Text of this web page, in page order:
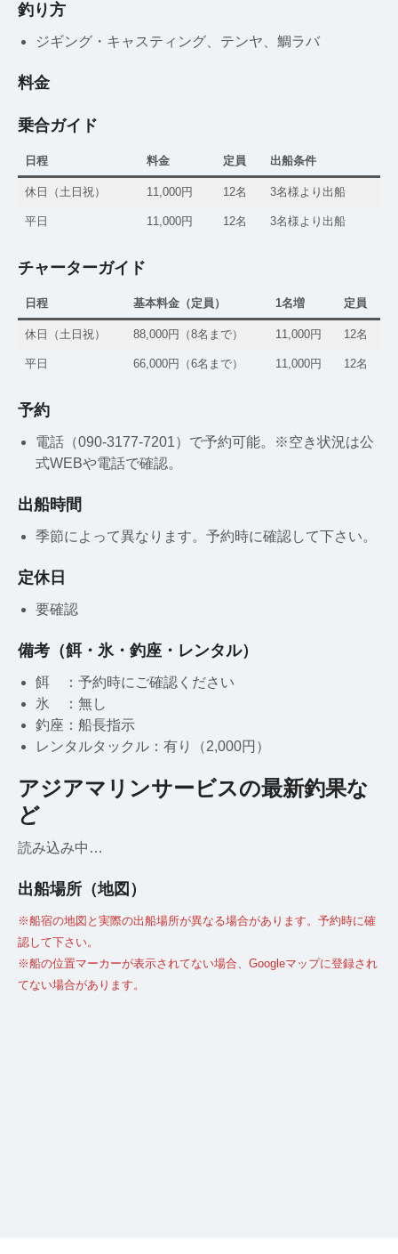
釣り方
ジギング・キャスティング、テンヤ、鯛ラバ
料金
乗合ガイド
日程 料金 定員 出船条件
休日（土日祝） 11,000円 12名 3名様より出船
平日 11,000円 12名 3名様より出船
チャーターガイド
日程 基本料金（定員） 1名増 定員
休日（土日祝） 88,000円（8名まで） 11,000円 12名
平日 66,000円（6名まで） 11,000円 12名
予約
電話（090-3177-7201）で予約可能。※空き状況は公
式WEBや電話で確認。
出船時間
季節によって異なります。予約時に確認して下さい。
定休日
要確認
備考（餌・氷・釣座・レンタル）
餌 ：予約時にご確認ください
氷 ：無し
釣座：船長指示
レンタルタックル：有り（2,000円）
アジアマリンサービスの最新釣果な
ど
読み込み中…
出船場所（地図）
※船宿の地図と実際の出船場所が異なる場合があります。予約時に確
認して下さい。
※船の位置マーカーが表示されてない場合、Googleマップに登録され
てない場合があります。